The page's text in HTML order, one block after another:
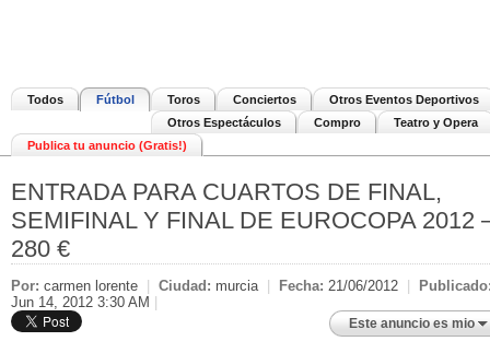
Todos Fútbol Toros Conciertos
Otros Eventos Deportivos
Otros Espectáculos
Compro
Teatro y Opera
Publica tu anuncio (Gratis!)
ENTRADA PARA CUARTOS DE FINAL,
SEMIFINAL Y FINAL DE EUROCOPA 2012
280 €
Por: carmen lorente Ciudad: murcia Fecha: 21/06/2012
Jun 14, 2012 3:30 AM
Este anuncio es mio